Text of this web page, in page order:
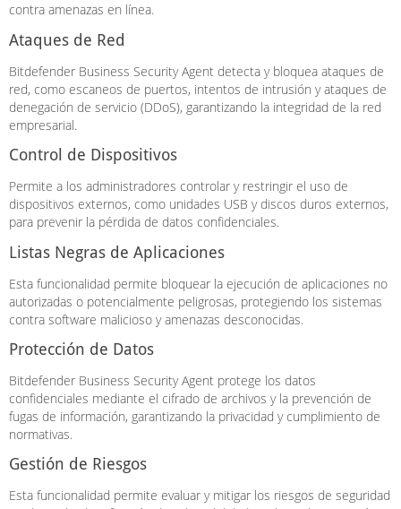
contra amenazas en línea.
Ataques de Red
Bitdefender Business Security Agent detecta y bloquea ataques de
red, como escaneos de puertos, intentos de intrusión y ataques de
denegación de servicio (DDoS), garantizando la integridad de la red
empresarial.
Control de Dispositivos
Permite a los administradores controlar y restringir el uso de
dispositivos externos, como unidades USB y discos duros externos,
para prevenir la pérdida de datos confidenciales.
Listas Negras de Aplicaciones
Esta funcionalidad permite bloquear la ejecución de aplicaciones no
autorizadas o potencialmente peligrosas, protegiendo los sistemas
contra software malicioso y amenazas desconocidas.
Protección de Datos
Bitdefender Business Security Agent protege los datos
confidenciales mediante el cifrado de archivos y la prevención de
fugas de información, garantizando la privacidad y cumplimiento de
normativas.
Gestión de Riesgos
Esta funcionalidad permite evaluar y mitigar los riesgos de seguridad